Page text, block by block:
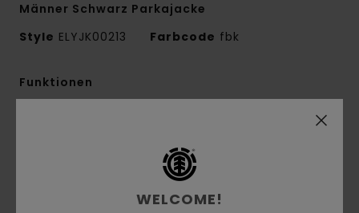
Männer Schwarz Parkajacke
Style ELYJK00213 Farbcode fbk
Funktionen
Leinwandgewebe aus 100 %
recyceltem Polyester [95 g/m2]
Ohne PFC
Imprägnierung:Dauerhaft wasserabweisende
WELCOME!